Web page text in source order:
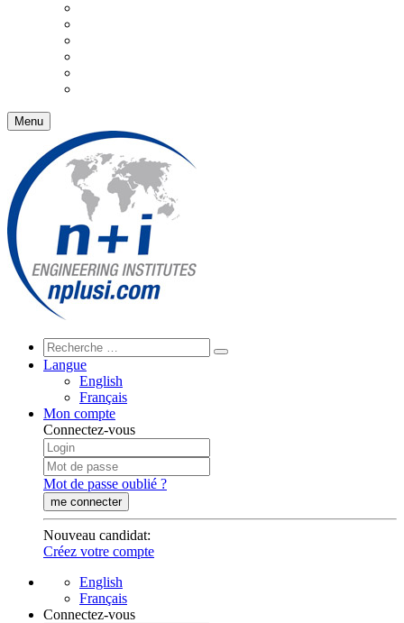
Menu
Langue
English
Français
Mon compte
Connectez-vous
Mot de passe oublié ?
me connecter
Nouveau candidat:
Créez votre compte
English
Français
Connectez-vous